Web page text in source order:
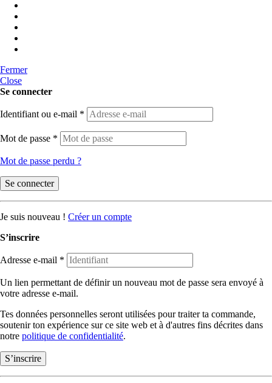
Fermer
Close
Se connecter
Identifiant ou e-mail *
Mot de passe *
Mot de passe perdu ?
Se connecter
Je suis nouveau ! Créer un compte
S’inscrire
Adresse e-mail *
Un lien permettant de définir un nouveau mot de passe sera envoyé à
votre adresse e-mail.
Tes données personnelles seront utilisées pour traiter ta commande,
soutenir ton expérience sur ce site web et à d'autres fins décrites dans
notre politique de confidentialité.
S’inscrire